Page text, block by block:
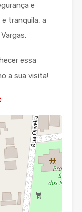
e
tranquila, a
essa
a sua visita!